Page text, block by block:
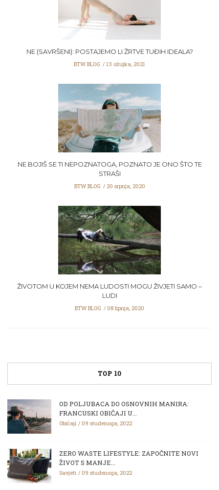
NE (SAVRŠENI): POSTAJEMO LI ŽRTVE TUĐIH IDEALA?
BTW BLOG 13 ožujka, 2021
NE BOJIŠ SE TI NEPOZNATOGA, POZNATO JE ONO ŠTO TE
STRAŠI
BTW BLOG 20 srpnja, 2020
ŽIVOTOM U KOJEM NEMA LUDOSTI MOGU ŽIVJETI SAMO –
LUDI
BTW BLOG 08 lipnja, 2020
TOP 10
OD POLJUBACA DO OSNOVNIH MANIRA:
FRANCUSKI OBIČAJI U...
Običaji 09 studenoga, 2022
ZERO WASTE LIFESTYLE: ZAPOČNITE NOVI
ŽIVOT S MANJE...
Savjeti 09 studenoga, 2022